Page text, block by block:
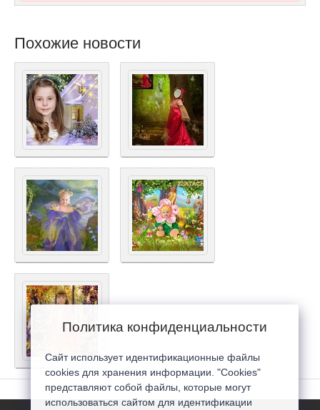
Похожие новости
Политика конфиденциальности
Сайт использует идентификационные файлы
cookies для хранения информации. "Cookies"
представляют собой файлы, которые могут
использоваться сайтом для идентификации